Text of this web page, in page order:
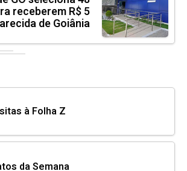
receberem R$ 5
de Goiânia
à Folha Z
da Semana